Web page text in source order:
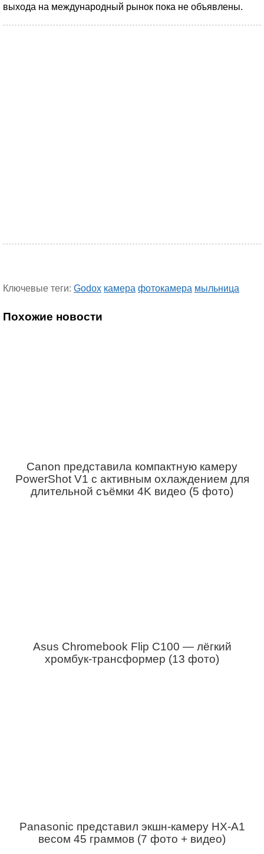
выхода на международный рынок пока не объявлены.
Ключевые теги: Godox камера фотокамера мыльница
Похожие новости
Canon представила компактную камеру
PowerShot V1 с активным охлаждением для
длительной съёмки 4K видео (5 фото)
Asus Chromebook Flip C100 — лёгкий
хромбук-трансформер (13 фото)
Panasonic представил экшн-камеру HX-A1
весом 45 граммов (7 фото + видео)